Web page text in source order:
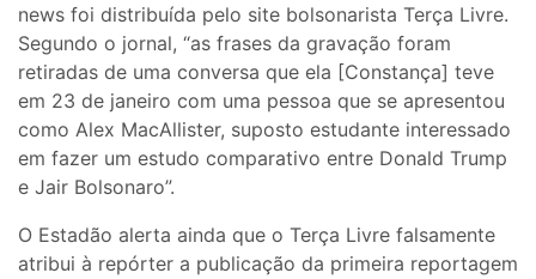
news foi distribuída pelo site bolsonarista Terça Livre.
Segundo o jornal, “as frases da gravação foram
retiradas de uma conversa que ela [Constança] teve
em 23 de janeiro com uma pessoa que se apresentou
como Alex MacAllister, suposto estudante interessado
em fazer um estudo comparativo entre Donald Trump
e Jair Bolsonaro”.
O Estadão alerta ainda que o Terça Livre falsamente
atribui à repórter a publicação da primeira reportagem